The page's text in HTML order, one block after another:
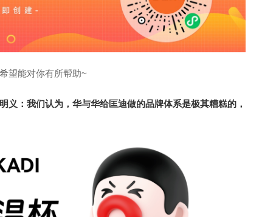
望能对你有所帮助~
义：我们认为，华与华给匡迪做的品牌体系是极其糟糕的，